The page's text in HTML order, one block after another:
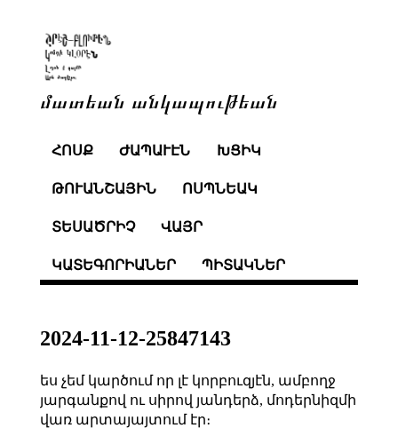
մատեան անկապութեան
ՀՈՍՔ ԺԱՊԱՒԷՆ ԽՑԻԿ
ԹՈՒԱՆՇԱՅԻՆ ՈՍՊՆԵԱԿ
ՏԵՍԱԾՐԻՉ ՎԱՅՐ
ԿԱՏԵԳՈՐԻԱՆԵՐ ՊԻՏԱԿՆԵՐ
2024-11-12-25847143
ես չեմ կարծում որ լէ կորբուզյէն, ամբողջ
յարգանքով ու սիրով յանդերձ, մոդերնիզմի
վառ արտայայտում էր։